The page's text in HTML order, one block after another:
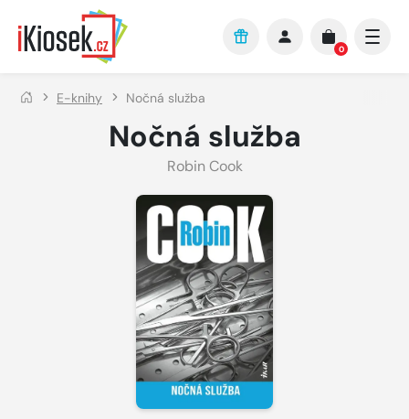
Přejít na hlavní obsah
0
E-knihy Nočná služba
Nočná služba
Robin Cook